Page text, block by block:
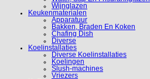
Wijnglazen
Keukenmaterialen
Apparatuur
Bakken, Braden En Koken
Chafing Dish
Diverse
Koelinstallaties
Diverse Koelinstallaties
Koelingen
Slush-machines
Vriezers